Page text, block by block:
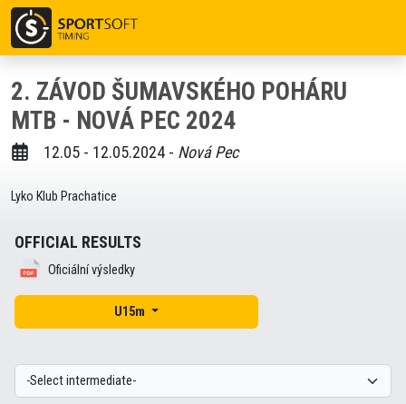
2. ZÁVOD ŠUMAVSKÉHO POHÁRU
MTB - NOVÁ PEC 2024
12.05 - 12.05.2024 - Nová Pec
Lyko Klub Prachatice
OFFICIAL RESULTS
Oficiální výsledky
U15m